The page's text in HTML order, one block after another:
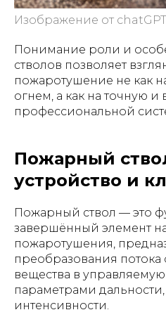
Изображение от chatGPT
Понимание роли и
стволов позволяет
пожаротушение не как
огнем, а как на точную
профессиональной
Пожарный
устройство и
Пожарный ствол — это
завершённый элемент
пожаротушения,
преобразования потока
вещества в
параметрами
интенсивности.